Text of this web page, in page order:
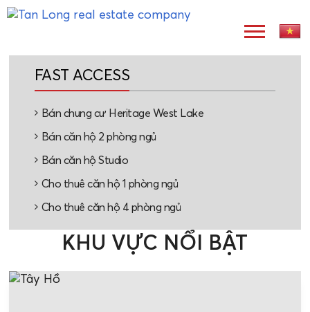
FAST ACCESS
Bán chung cư Heritage West Lake
Bán căn hộ 2 phòng ngủ
Bán căn hộ Studio
Cho thuê căn hộ 1 phòng ngủ
Cho thuê căn hộ 4 phòng ngủ
KHU VỰC NỔI BẬT